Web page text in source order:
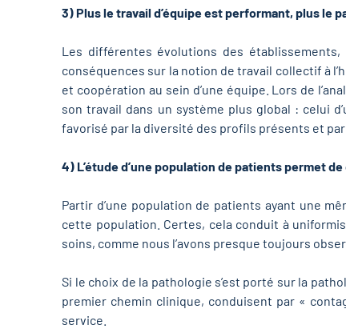
3) Plus le travail d’équipe est performant, plus le
Les différentes évolutions des
conséquences sur la notion de travail collectif à
et coopération au sein d’une équipe. Lors de
son travail dans un système plus global : celui
favorisé par la diversité des profils présents et
4) L’étude d’une population de patients permet
Partir d’une population de patients ayant une
cette population. Certes, cela conduit à
soins, comme nous l’avons presque toujours
Si le choix de la pathologie s’est porté sur la
premier chemin clinique, conduisent par «
service.